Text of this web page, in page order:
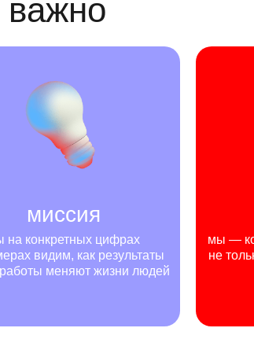
важно
миссия
на конкретных цифрах
видим, как результаты
меняют жизни людей
мы —
не